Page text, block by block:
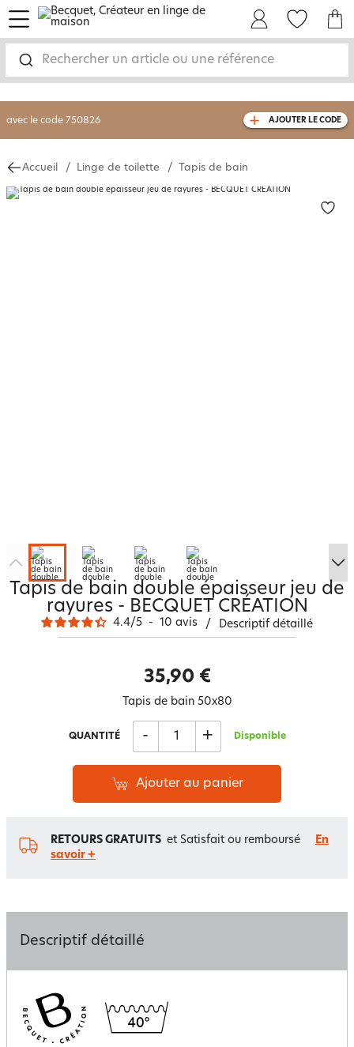
Rechercher un article ou une référence
menu
-30% sur votre commandedès 2 articles
livraison GRATUITEdès 110€ d'achat
avec le code 750826 AJOUTER LE CODE
Accueil Linge de toilette Tapis de bain
Tapis de bain double épaisseur jeu de
rayures - BECQUET CRÉATION
4.4/5 - 10 avis / Descriptif détaillé
35,90 €
Tapis de bain 50x80
QUANTITÉ - + Disponible
Ajouter au panier
RETOURS GRATUITS et Satisfait ou remboursé
En
savoir +
Descriptif détaillé